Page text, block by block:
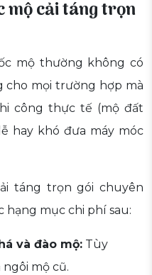
mộ cải táng trọn
mộ thường không có
cho mọi trường hợp mà
công thực tế (mộ đất
hay khó đưa máy móc
táng trọn gói chuyên
hạng mục chi phí sau:
và đào mộ: Tùy
mộ cũ.